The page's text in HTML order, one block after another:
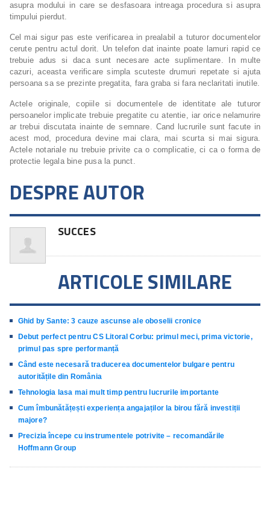
asupra modului in care se desfasoara intreaga procedura si asupra
timpului pierdut.
Cel mai sigur pas este verificarea in prealabil a tuturor documentelor
cerute pentru actul dorit. Un telefon dat inainte poate lamuri rapid ce
trebuie adus si daca sunt necesare acte suplimentare. In multe
cazuri, aceasta verificare simpla scuteste drumuri repetate si ajuta
persoana sa se prezinte pregatita, fara graba si fara neclaritati inutile.
Actele originale, copiile si documentele de identitate ale tuturor
persoanelor implicate trebuie pregatite cu atentie, iar orice nelamurire
ar trebui discutata inainte de semnare. Cand lucrurile sunt facute in
acest mod, procedura devine mai clara, mai scurta si mai sigura.
Actele notariale nu trebuie privite ca o complicatie, ci ca o forma de
protectie legala bine pusa la punct.
DESPRE AUTOR
SUCCES
ARTICOLE SIMILARE
Ghid by Sante: 3 cauze ascunse ale oboselii cronice
Debut perfect pentru CS Litoral Corbu: primul meci, prima victorie,
primul pas spre performanță
Când este necesară traducerea documentelor bulgare pentru
autoritățile din România
Tehnologia lasa mai mult timp pentru lucrurile importante
Cum îmbunătățești experiența angajaților la birou fără investiții
majore?
Precizia începe cu instrumentele potrivite – recomandările
Hoffmann Group